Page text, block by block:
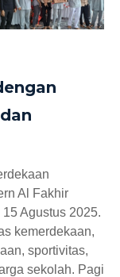
Al Fakhir
Agustus 2025.
kemerdekaan,
sportivitas,
sekolah. Pagi